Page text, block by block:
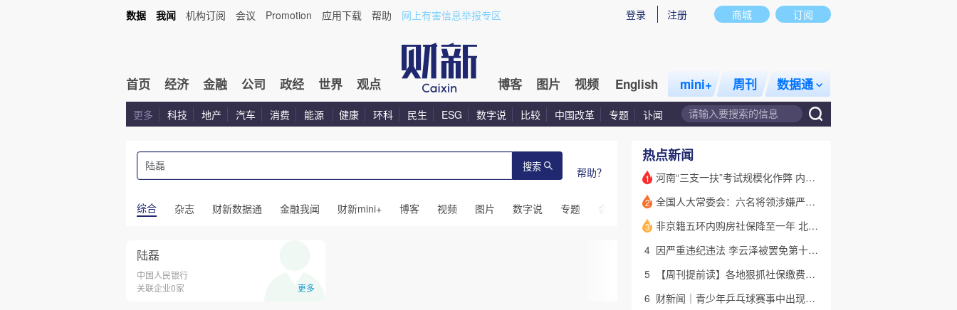
商城 订阅
登录 注册
数据 我闻 机构订阅 会议 Promotion 应用下载 帮助 网上有害信息举报专区
首页 经济 金融 公司 政经 世界 观点 博客 图片 视频 English mini+ 周刊 数据通
更多 科技 地产 汽车 消费 能源 健康 环科 民生 ESG 数字说 比较 中国改革 专题 讣闻
搜索 帮助？
综合 杂志 财新数据通 金融我闻 财新mini+ 博客 视频 图片 数字说 专题 会议 话题 特别呈现 私房课
陆磊
中国人民银行
关联企业0家
更多
热点新闻
1 河南“三支一扶”考试规模化作弊 内外勾结提前获取试卷
2 全国人大常委会：六名将领涉嫌严重违纪违法 被罢免全国人大代表
3
非京籍五环内购房社保降至一年 北京市公积金最高可贷340万元
4
因严重违纪违法 李云泽被罢免第十四届全国人大代表职务
5
【周刊提前读】各地狠抓社保缴费基数 合规与企业减负如何平衡？
6
财新闻｜青少年乒乓球赛事中出现严重赛风赛纪问题，乒协发文